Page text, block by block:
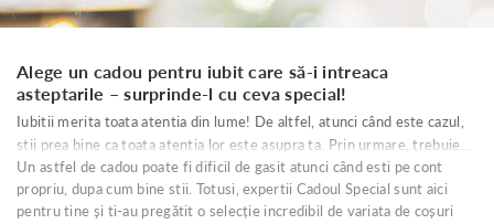
Alege un cadou pentru iubit care să-i intreaca
asteptarile – surprinde-l cu ceva special!
Iubitii merita toata atentia din lume! De altfel, atunci când este cazul,
stii prea bine ca toata atentia lor este asupra ta. Prin urmare, trebuie
neaparat să-l impresionezi cu un coș cadou pentru iubit care ii va
intrece toate asteptarile!
Un astfel de cadou poate fi dificil de gasit atunci când esti pe cont
propriu, dupa cum bine stii. Totusi, expertii Cadoul Special sunt aici
pentru tine și ti-au pregătit o selecție incredibil de variata de coșuri